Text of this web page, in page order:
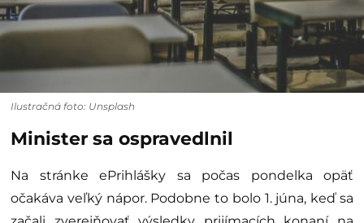
Ilustračná foto: Unsplash
Minister sa ospravedlnil
Na stránke ePrihlášky sa počas pondelka opäť
očakáva veľký nápor. Podobne to bolo 1. júna, keď sa